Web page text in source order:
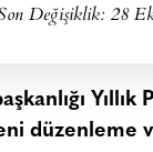
Değişiklik: 28
Yıllık
düzenleme